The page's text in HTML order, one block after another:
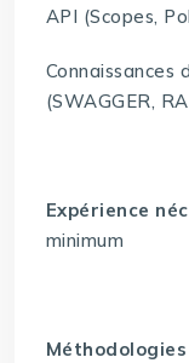
API (Scopes,
Connaissances
(SWAGGER,
Expérience
minimum
Méthodologies